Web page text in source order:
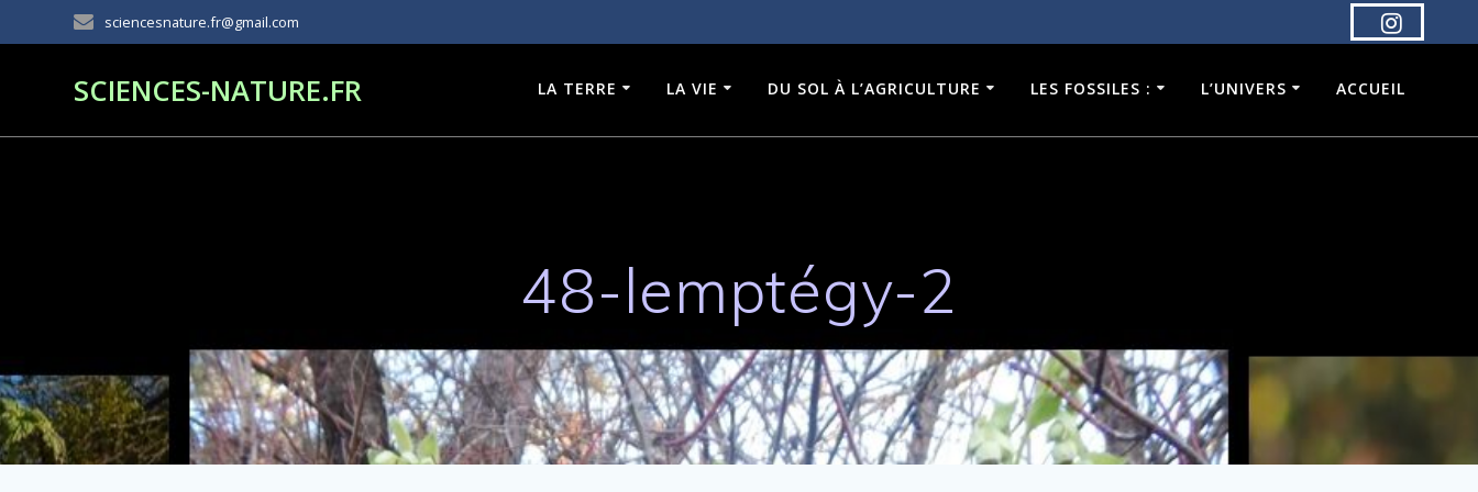
au
sciencesnature.fr@gmail.com
SCIENCES-NATURE.FR LA TERRE LA VIE DU SOL À L’AGRICULTURE LES FOSSILES : L’UNIVERS ACCUEIL
48-lemptégy-2